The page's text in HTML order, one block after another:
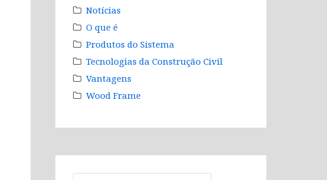
Notícias
O que é
Produtos do Sistema
Tecnologias da Construção Civil
Vantagens
Wood Frame